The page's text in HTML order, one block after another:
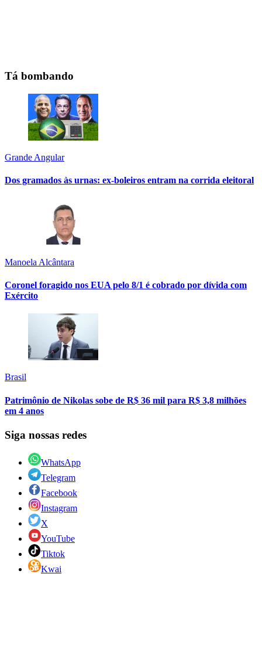
Tá bombando
Grande Angular
Dos gramados às urnas: ex-boleiros entram na corrida eleitoral
Manoela Alcântara
Coronel foragido nos EUA pelo 8/1 é cobrado por dívida com
Exército
Brasil
Patrimônio de Nikolas sobe de R$ 36 mil para R$ 3,8 milhões
em 4 anos
Siga nossas redes
WhatsApp
Telegram
Facebook
Instagram
X
YouTube
Tiktok
Kwai